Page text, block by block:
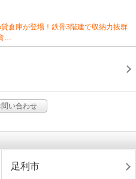
倉庫が登場！鉄骨3階建で収納力抜群
…
い合わせ
足利市